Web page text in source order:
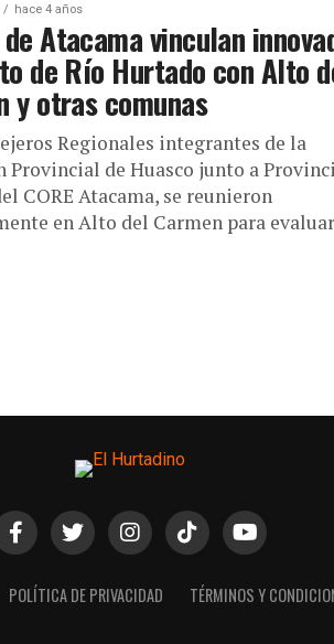
hace 4 años
de Atacama vinculan
de Río Hurtado con Alto
y otras comunas
Regionales integrantes de la
Provincial de Huasco junto a
CORE Atacama, se reunieron
en Alto del Carmen para
POLÍTICA DE PRIVACIDAD TÉRMINOS Y